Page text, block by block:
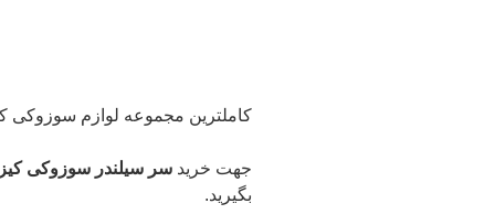
کاملترین مجموعه لوازم سوزوکی
جهت خرید سر سیلندر سوزوکی
بگیرید.